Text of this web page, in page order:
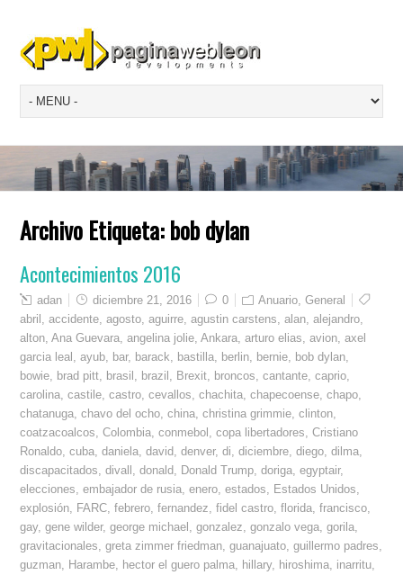
Archivo Etiqueta:bob dylan
Acontecimientos 2016
adan diciembre 21, 2016 0 Anuario ,General
abril
,accidente ,agosto ,aguirre ,agustin carstens ,alan ,alejandro
alton ,Ana Guevara ,angelina jolie ,Ankara ,arturo elias ,avion ,axel
garcia leal
,ayub bar, barack bastilla berlin bernie bob dylan
bowie
brad pitt brasil brazil Brexit broncos ,cantante ,caprio
carolina ,castile ,castro ,cevallos ,chachita ,chapecoense ,chapo
chatanuga ,chavo del ocho ,china ,christina grimmie ,clinton
coatzacoalcos ,Colombia ,conmebol ,copa libertadores ,Cristiano
Ronaldo ,cuba ,daniela ,david ,denver,di ,diciembre ,diego ,dilma
discapacitados ,divall ,donald Donald Trump ,doriga ,egyptair,
elecciones ,embajador de rusia ,enero ,estados Estados Unidos
explosión
FARC ,febrero ,fernandez ,fidel castro ,florida ,francisco
gay,gene wilder,george michael ,gonzalez ,gonzalo vega ,gorila
gravitacionales ,greta zimmer friedman ,guanajuato ,guillermo padres
guzman
Harambe hector el guero palma hillary, hiroshima inarritu